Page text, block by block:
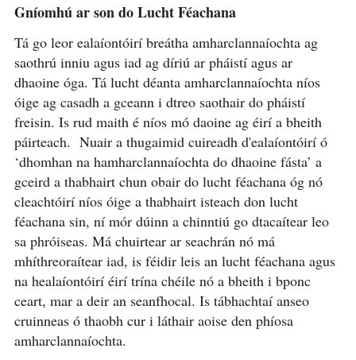
Gníomhú ar son do Lucht Féachana
Tá go leor ealaíontóirí breátha amharclannaíochta ag
saothrú inniu agus iad ag díriú ar pháistí agus ar
dhaoine óga. Tá lucht déanta amharclannaíochta níos
óige ag casadh a gceann i dtreo saothair do pháistí
freisin. Is rud maith é níos mó daoine ag éirí a bheith
páirteach. Nuair a thugaimid cuireadh d'ealaíontóirí ó
‘dhomhan na hamharclannaíochta do dhaoine fásta’ a
gceird a thabhairt chun obair do lucht féachana óg nó
cleachtóirí níos óige a thabhairt isteach don lucht
féachana sin, ní mór dúinn a chinntiú go dtacaítear leo
sa phróiseas. Má chuirtear ar seachrán nó má
mhíthreoraítear iad, is féidir leis an lucht féachana agus
na healaíontóirí éirí trína chéile nó a bheith i bponc
ceart, mar a deir an seanfhocal. Is tábhachtaí anseo
cruinneas ó thaobh cur i láthair aoise den phíosa
amharclannaíochta.